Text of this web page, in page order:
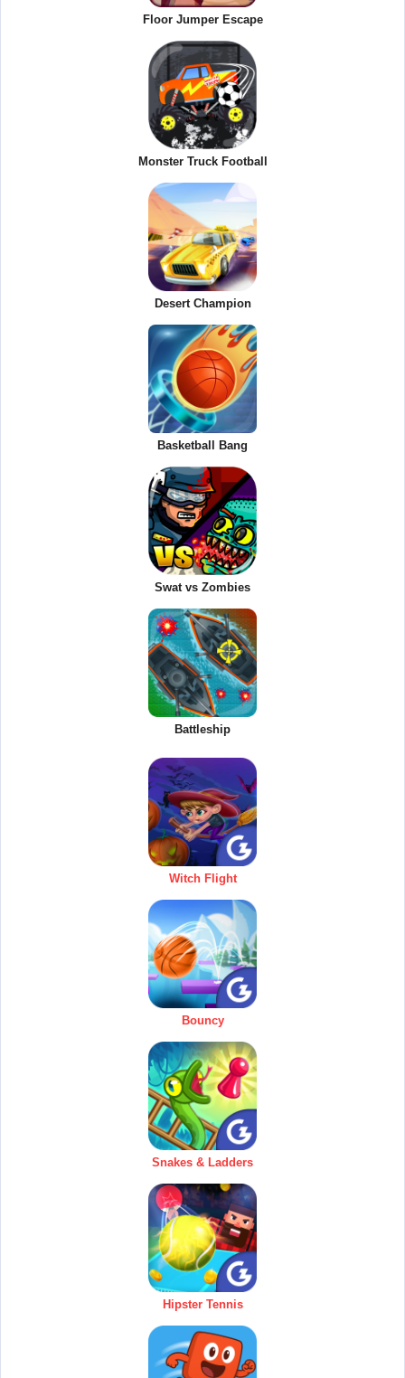
Floor Jumper Escape
Monster Truck Football
Desert Champion
Basketball Bang
Swat vs Zombies
Battleship
Witch Flight
Bouncy
Snakes & Ladders
Hipster Tennis